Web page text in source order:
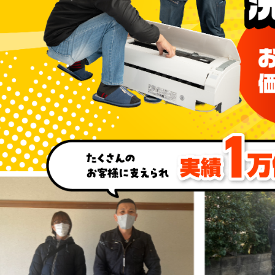
たくさんのお客様に支えられた実績 1万